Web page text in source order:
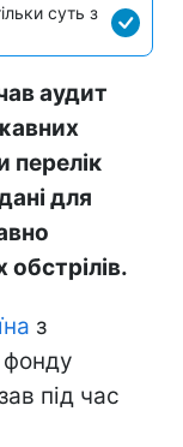
суть з
аудит
перелік
для
з
фонду
під час